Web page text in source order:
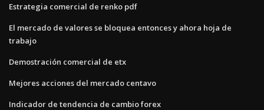
Estrategia comercial de renko pdf
El mercado de valores se bloquea entonces y ahora hoja de
trabajo
Demostración comercial de etx
Mejores acciones del mercado centavo
Indicador de tendencia de cambio forex